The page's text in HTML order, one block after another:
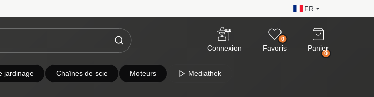
FR
Connexion
0
Favoris
0
Panier
jardinage Chaînes de scie Moteurs Mediathek